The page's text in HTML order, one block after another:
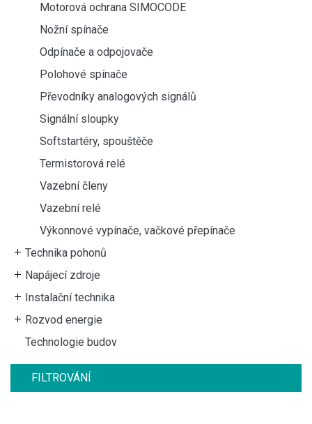
Motorová ochrana SIMOCODE
Nožní spínače
Odpínače a odpojovače
Polohové spínače
Převodníky analogových signálů
Signální sloupky
Softstartéry, spouštěče
Termistorová relé
Vazební členy
Vazební relé
Výkonnové vypínače, vačkové přepínače
Technika pohonů
Napájecí zdroje
Instalační technika
Rozvod energie
Technologie budov
FILTROVÁNÍ